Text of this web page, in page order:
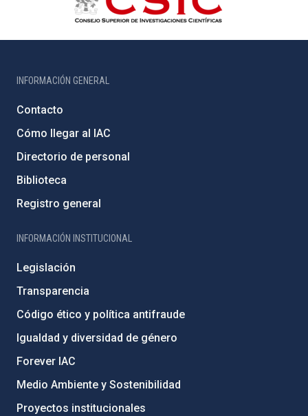
INFORMACIÓN GENERAL
Contacto
Cómo llegar al IAC
Directorio de personal
Biblioteca
Registro general
INFORMACIÓN INSTITUCIONAL
Legislación
Transparencia
Código ético y política antifraude
Igualdad y diversidad de género
Forever IAC
Medio Ambiente y Sostenibilidad
Proyectos institucionales